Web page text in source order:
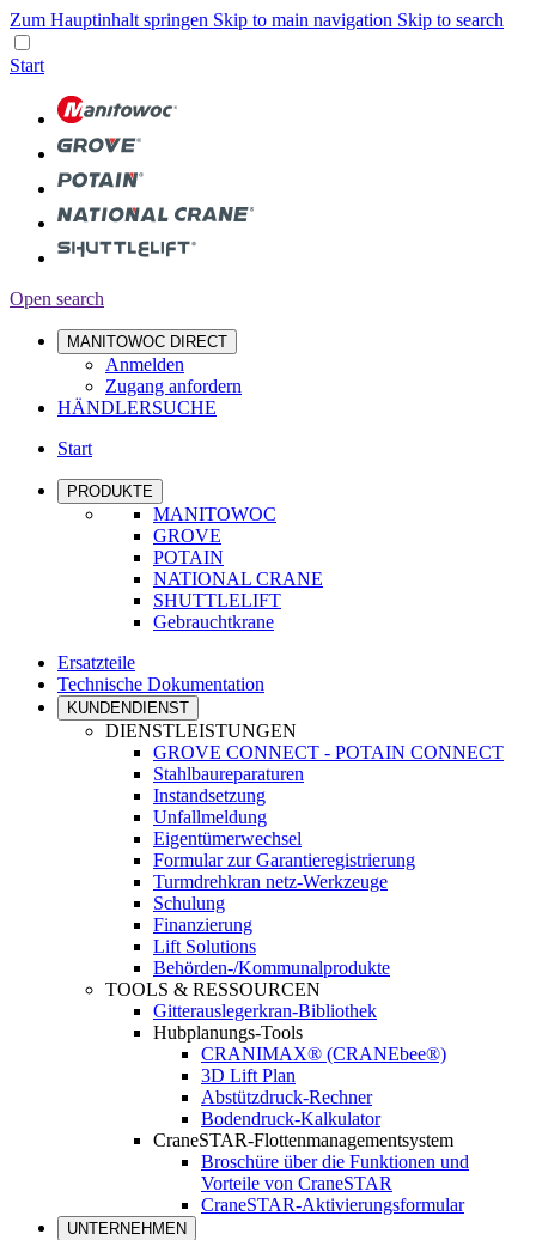
Zum Hauptinhalt springen Skip to main navigation Skip to search
Start
Open search
MANITOWOC DIRECT
Anmelden
Zugang anfordern
HÄNDLERSUCHE
Start
PRODUKTE
MANITOWOC
GROVE
POTAIN
NATIONAL CRANE
SHUTTLELIFT
Gebrauchtkrane
Ersatzteile
Technische Dokumentation
KUNDENDIENST
DIENSTLEISTUNGEN
GROVE CONNECT - POTAIN CONNECT
Stahlbaureparaturen
Instandsetzung
Unfallmeldung
Eigentümerwechsel
Formular zur Garantieregistrierung
Turmdrehkran netz-Werkzeuge
Schulung
Finanzierung
Lift Solutions
Behörden-/Kommunalprodukte
TOOLS & RESSOURCEN
Gitterauslegerkran-Bibliothek
Hubplanungs-Tools
CRANIMAX® (CRANEbee®)
3D Lift Plan
Abstützdruck-Rechner
Bodendruck-Kalkulator
CraneSTAR-Flottenmanagementsystem
Broschüre über die Funktionen und
Vorteile von CraneSTAR
CraneSTAR-Aktivierungsformular
UNTERNEHMEN